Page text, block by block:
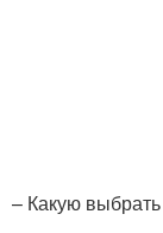
– Какую